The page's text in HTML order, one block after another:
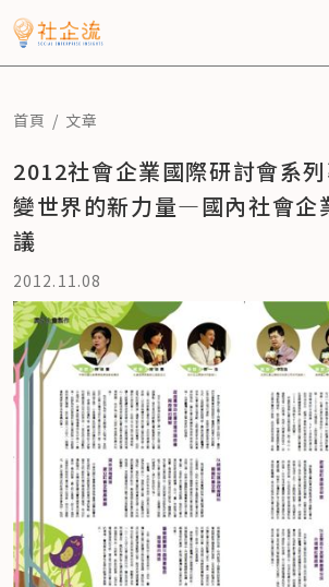
首頁 文章
2012社會企業國際研討會系
變世界的新力量—國內社會企
議
2012.11.08